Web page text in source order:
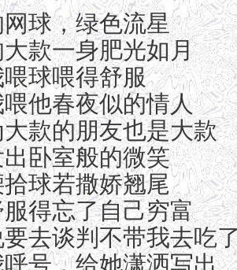
球，绿色流星
款一身肥光如月
球喂得舒服
他春夜似的情人
款的朋友也是大款
卧室般的微笑
球若撒娇翘尾
得忘了自己穷富
去谈判不带我去吃
号，给她潇洒写出